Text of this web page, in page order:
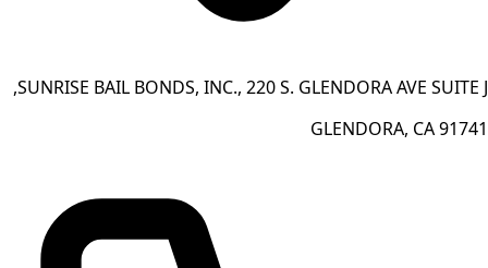
SUNRISE BAIL BONDS, INC., 220 S. GLENDORA AVE SUITE J,
GLENDORA, CA 91741